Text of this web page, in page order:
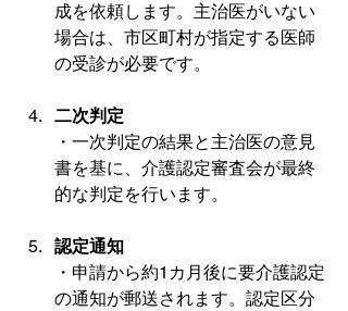
成を依頼します。主治医がいない
場合は、市区町村が指定する医師
の受診が必要です。
二次判定
・一次判定の結果と主治医の意見
書を基に、介護認定審査会が最終
的な判定を行います。
認定通知
・申請から約1カ月後に要介護認定
の通知が郵送されます。認定区分